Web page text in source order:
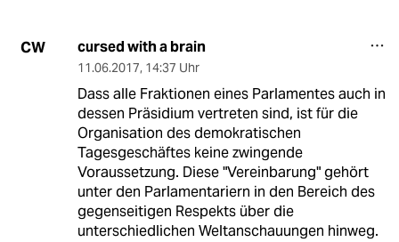
CW cursed with a brain
11.06.2017, 14:37 Uhr
Dass alle Fraktionen eines Parlamentes auch in
dessen Präsidium vertreten sind, ist für die
Organisation des demokratischen
Tagesgeschäftes keine zwingende
Voraussetzung. Diese "Vereinbarung" gehört
unter den Parlamentariern in den Bereich des
gegenseitigen Respekts über die
unterschiedlichen Weltanschauungen hinweg.